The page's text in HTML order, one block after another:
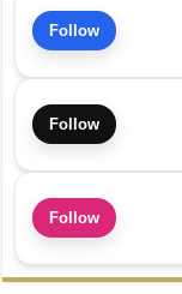
Follow
Follow
Follow